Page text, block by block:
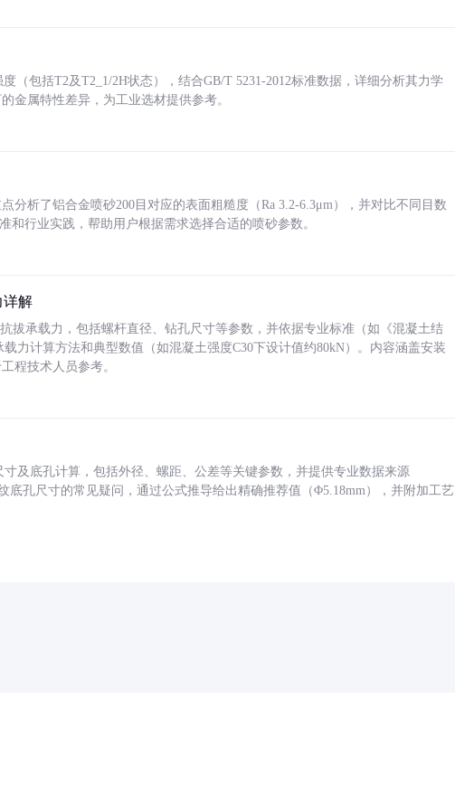
（包括T2及T2_1/2H状态），结合GB/T 5231-2012标准数据，详细分析其力学
金属特性差异，为工业选材提供参考。
分析了铝合金喷砂200目对应的表面粗糙度（Ra 3.2-6.3μm），并对比不同目数
和行业实践，帮助用户根据需求选择合适的喷砂参数。
详解
拔承载力，包括螺杆直径、钻孔尺寸等参数，并依据专业标准（如《混凝土结
力计算方法和典型数值（如混凝土强度C30下设计值约80kN）。内容涵盖安装
程技术人员参考。
及底孔计算，包括外径、螺距、公差等关键参数，并提供专业数据来源
底孔尺寸的常见疑问，通过公式推导给出精确推荐值（Φ5.18mm），并附加工艺